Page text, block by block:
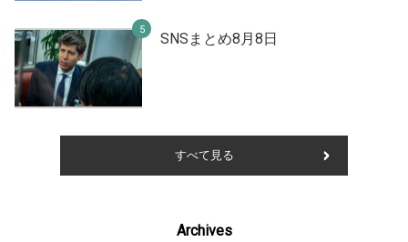
SNSまとめ8月8日
すべて見る
Archives